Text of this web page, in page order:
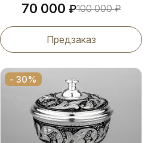
70 000 ₽100 000₽
Предзаказ
- 30%